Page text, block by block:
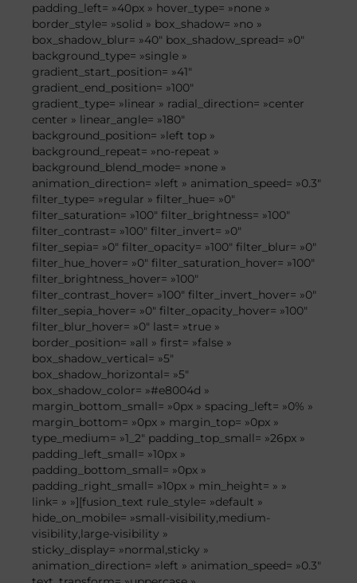
padding_left= »40px » hover_type= »none »
border_style= »solid » box_shadow= »no »
box_shadow_blur= »40″ box_shadow_spread= »0″
background_type= »single »
gradient_start_position= »41″
gradient_end_position= »100″
gradient_type= »linear » radial_direction= »center
center » linear_angle= »180″
background_position= »left top »
background_repeat= »no-repeat »
background_blend_mode= »none »
animation_direction= »left » animation_speed= »0.3″
filter_type= »regular » filter_hue= »0″
filter_saturation= »100″ filter_brightness= »100″
filter_contrast= »100″ filter_invert= »0″
filter_sepia= »0″ filter_opacity= »100″ filter_blur= »0″
filter_hue_hover= »0″ filter_saturation_hover= »100″
filter_brightness_hover= »100″
filter_contrast_hover= »100″ filter_invert_hover= »0″
filter_sepia_hover= »0″ filter_opacity_hover= »100″
filter_blur_hover= »0″ last= »true »
border_position= »all » first= »false »
box_shadow_vertical= »5″
box_shadow_horizontal= »5″
box_shadow_color= »#e8004d »
margin_bottom_small= »0px » spacing_left= »0% »
margin_bottom= »0px » margin_top= »0px »
type_medium= »1_2″ padding_top_small= »26px »
padding_left_small= »10px »
padding_bottom_small= »0px »
padding_right_small= »10px » min_height= » »
link= » »][fusion_text rule_style= »default »
hide_on_mobile= »small-visibility,medium-
visibility,large-visibility »
sticky_display= »normal,sticky »
animation_direction= »left » animation_speed= »0.3″